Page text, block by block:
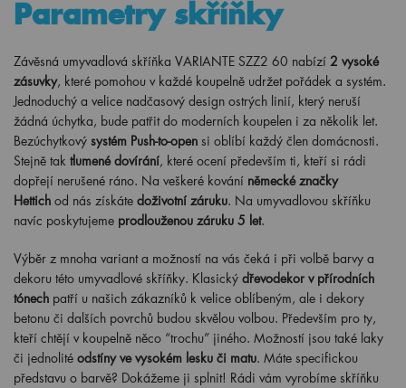
Parametry skříňky
Závěsná umyvadlová skříňka VARIANTE SZZ2 60 nabízí 2 vysoké
zásuvky, které pomohou v každé koupelně udržet pořádek a systém.
Jednoduchý a velice nadčasový design ostrých linií, který neruší
žádná úchytka, bude patřit do moderních koupelen i za několik let.
Bezúchytkový systém Push-to-open si oblíbí každý člen domácnosti.
Stejně tak tlumené dovírání, které ocení především ti, kteří si rádi
dopřejí nerušené ráno. Na veškeré kování německé značky
Hettich od nás získáte doživotní záruku. Na umyvadlovou skříňku
navíc poskytujeme prodlouženou záruku 5 let.
Výběr z mnoha variant a možností na vás čeká i při volbě barvy a
dekoru této umyvadlové skříňky. Klasický dřevodekor v přírodních
tónech patří u našich zákazníků k velice oblíbeným, ale i dekory
betonu či dalších povrchů budou skvělou volbou. Především pro ty,
kteří chtějí v koupelně něco “trochu” jiného. Možností jsou také laky
či jednolité odstíny ve vysokém lesku či matu. Máte specifickou
představu o barvě? Dokážeme ji splnit! Rádi vám vyrobíme skříňku